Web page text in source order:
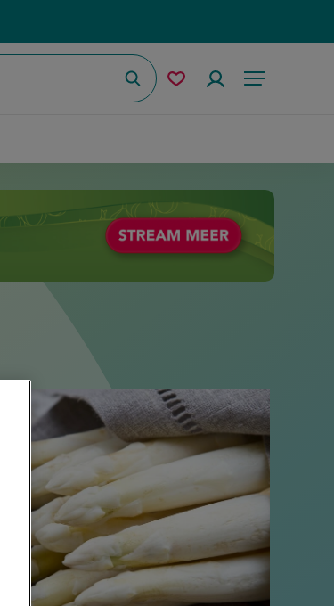
Menu
ZoekenMijn Accountmenu